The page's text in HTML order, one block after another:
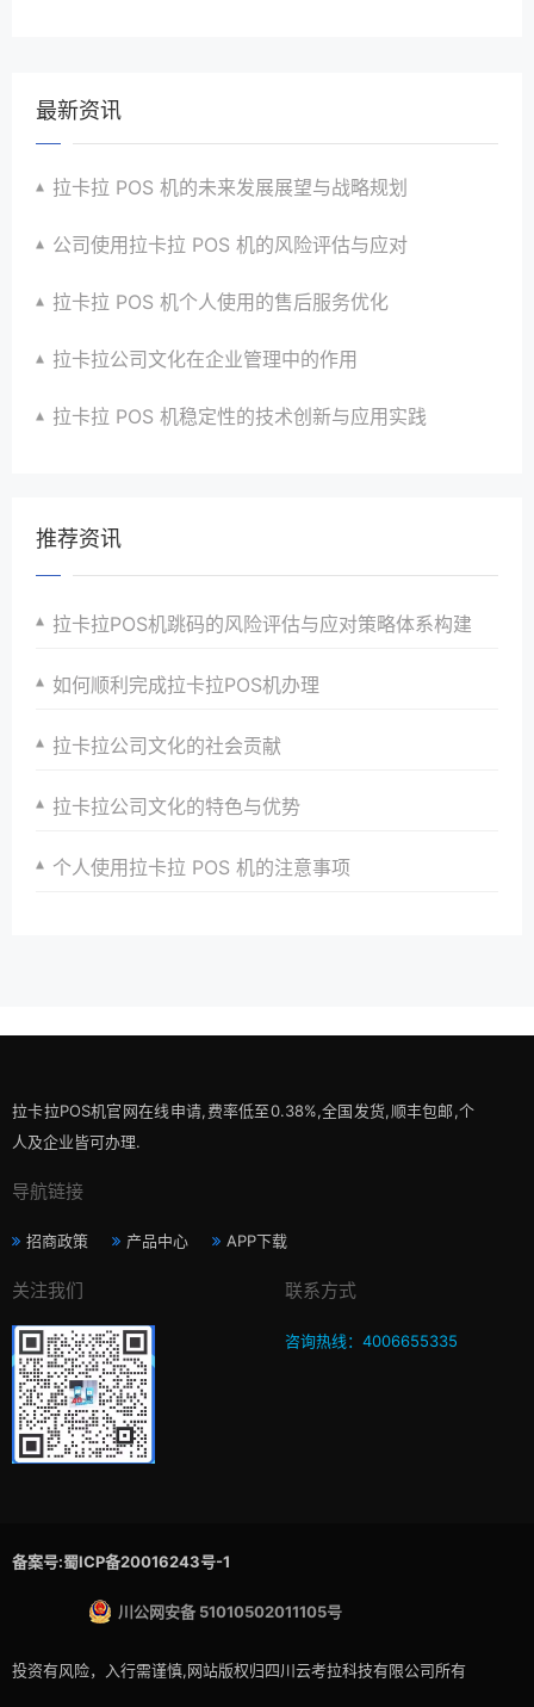
最新资讯
拉卡拉 POS 机的未来发展展望与战略规划
公司使用拉卡拉 POS 机的风险评估与应对
拉卡拉 POS 机个人使用的售后服务优化
拉卡拉公司文化在企业管理中的作用
拉卡拉 POS 机稳定性的技术创新与应用实践
推荐资讯
拉卡拉POS机跳码的风险评估与应对策略体系构建
如何顺利完成拉卡拉POS机办理
拉卡拉公司文化的社会贡献
拉卡拉公司文化的特色与优势
个人使用拉卡拉 POS 机的注意事项
拉卡拉POS机官网在线申请,费率低至0.38%,全国发货,顺丰包邮,个
人及企业皆可办理.
导航链接
招商政策 产品中心 APP下载
关注我们 联系方式
咨询热线：4006655335
备案号:蜀ICP备20016243号-1
川公网安备 51010502011105号
投资有风险，入行需谨慎,网站版权归四川云考拉科技有限公司所有